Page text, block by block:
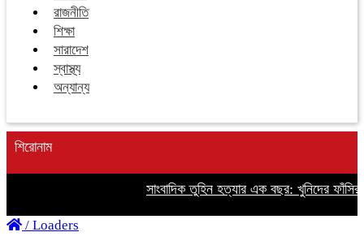
রাজনীতি
শিক্ষা
সারাদেশ
স্বাস্থ্য
অন্যান্য
শিরোনাম
সাংবাদিক তুহিন হত্যার এক বছর: খুনিদের ফাঁসির
/ Loaders